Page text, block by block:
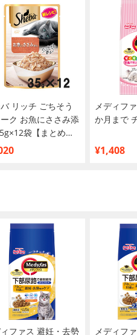
リッチ ごちそう
ク お魚にささみ添
袋【まとめ買
メディフ
か月まで
¥1,408
ファス 避妊・去勢
メディフ